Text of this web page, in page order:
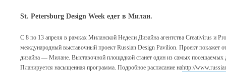
St. Petersburg Design Week едет в Милан.
С 8 по 13 апреля в рамках Миланской Недели Дизайна агентства Creativirus и
международный выставочный проект Russian Design Pavilion. Проект покажет
дизайна — Милане. Выставочной площадкой станет один из самых посещаемых
Планируется насыщенная программа. Подробное расписание наhttp://